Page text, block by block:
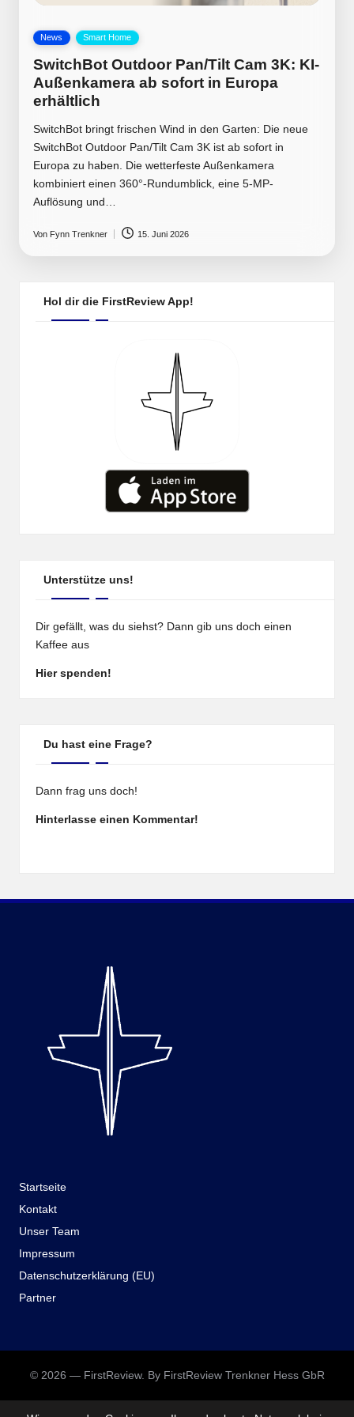
Posted
News Smart Home
SwitchBot Outdoor Pan/Tilt Cam 3K: KI-
Außenkamera ab sofort in Europa
erhältlich
SwitchBot bringt frischen Wind in den Garten: Die neue
SwitchBot Outdoor Pan/Tilt Cam 3K ist ab sofort in
Europa zu haben. Die wetterfeste Außenkamera
kombiniert einen 360°-Rundumblick, eine 5-MP-
Auflösung und…
Posted
by
Von Fynn Trenkner 15. Juni 2026
Hol dir die FirstReview App!
Unterstütze uns!
Dir gefällt, was du siehst? Dann gib uns doch einen
Kaffee aus
Hier spenden!
Du hast eine Frage?
Dann frag uns doch!
Hinterlasse einen Kommentar!
Startseite
Kontakt
Unser Team
Impressum
Datenschutzerklärung (EU)
Partner
© 2026 — FirstReview. By FirstReview Trenkner Hess GbR